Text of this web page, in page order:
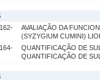
AVALIAÇÃO DA
(SYZYGIUM CUMINI)
QUANTIFICAÇÃO DE
QUANTIFICAÇÃO DE